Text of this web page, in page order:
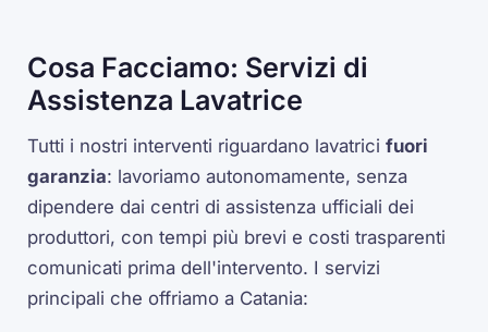
Cosa Facciamo: Servizi di
Assistenza Lavatrice
Tutti i nostri interventi riguardano lavatricifuori
garanzia: lavoriamo autonomamente, senza
dipendere dai centri di assistenza ufficiali dei
produttori, con tempi più brevi e costi trasparenti
comunicati prima dell'intervento. I servizi
principali che offriamo a Catania: